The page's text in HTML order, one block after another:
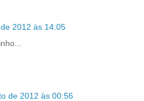
2012 às 14:05
de 2012 às 00:56